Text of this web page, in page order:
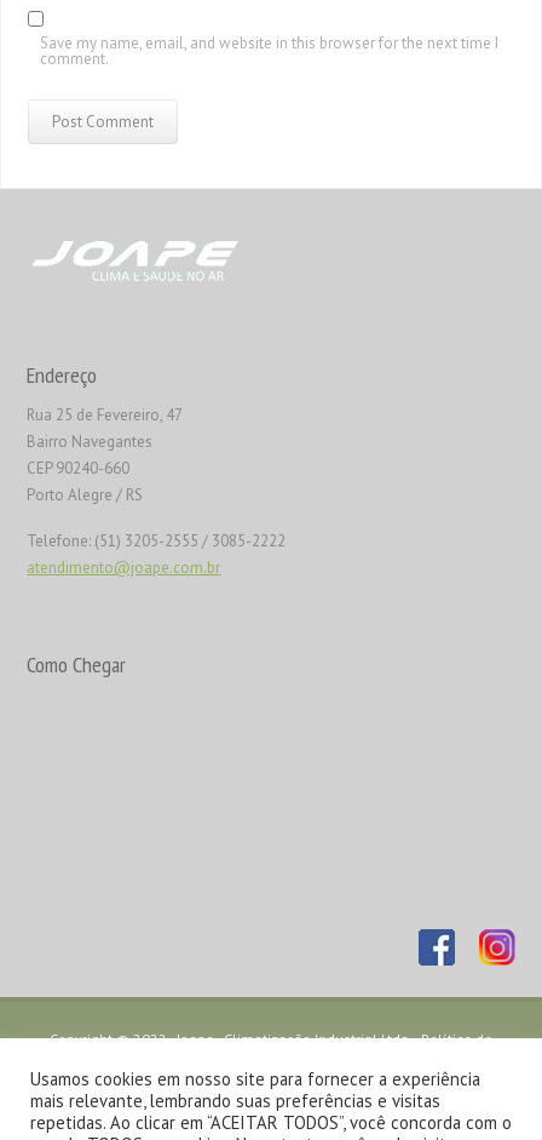
Save my name, email, and website in this browser for the next time I
comment.
Endereço
Rua 25 de Fevereiro, 47
Bairro Navegantes
CEP 90240-660
Porto Alegre / RS
Telefone: (51) 3205-2555 / 3085-2222
atendimento@joape.com.br
Como Chegar
Copyright © 2022 - Joape - Climatização Industrial Ltda. -Política de
Usamos cookies em nosso site para fornecer a experiência
mais relevante, lembrando suas preferências e visitas
repetidas. Ao clicar em “ACEITAR TODOS”, você concorda com o